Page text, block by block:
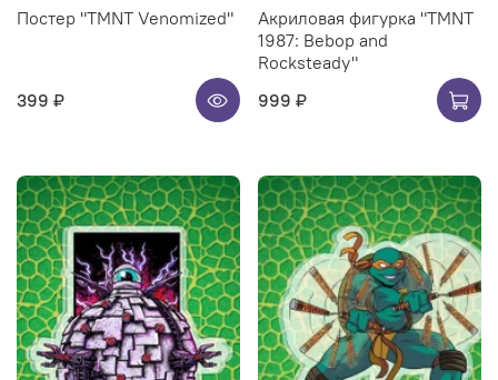
Постер "TMNT Venomized"
399 ₽
Акриловая фигурка "TMNT
1987: Bebop and
Rocksteady"
999 ₽